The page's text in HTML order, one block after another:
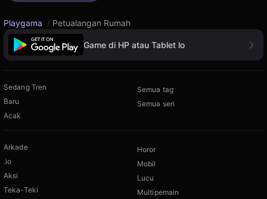
Playgama / Petualangan Rumah
Game di HP atau Tablet lo
Sedang Tren
Baru
Acak
Semua tag
Semua seri
Arkade
.io
Aksi
Teka-Teki
Horor
Mobil
Lucu
Multipemain